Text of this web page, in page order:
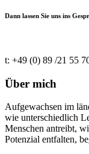
Dann lassen Sie uns ins
t: +49 (0) 89 /21 55
Über mich
Aufgewachsen im
wie unterschiedlich
Menschen antreibt,
Potenzial entfalten,